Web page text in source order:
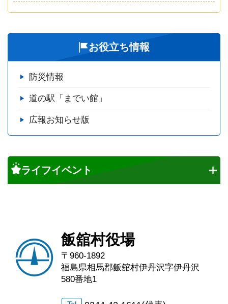
お役立ち情報
防災情報
道の駅「までい館」
広報お知らせ版
ライフイベント
飯舘村役場
〒960-1892
福島県相馬郡飯舘村伊丹沢字伊丹沢
580番地1